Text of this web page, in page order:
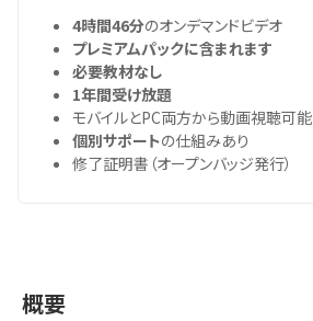
4時間46分のオンデマンドビデオ
プレミアムパックに含まれます
必要教材なし
1年間受け放題
モバイルとPC両方から動画視聴可能
個別サポートの仕組みあり
修了証明書（オープンバッジ発行）
概要